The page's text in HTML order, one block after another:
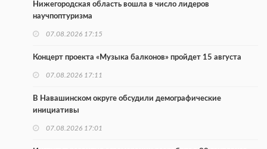
Нижегородская область вошла в число лидеров
научпоптуризма
07.08.2026 17:15
Концерт проекта «Музыка балконов» пройдет 15 августа
07.08.2026 17:11
В Навашинском округе обсудили демографические
инициативы
07.08.2026 17:01